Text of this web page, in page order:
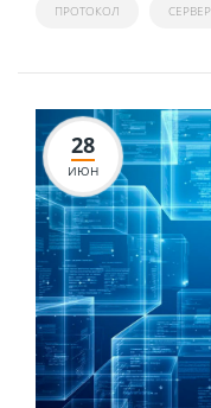
ПРОТОКОЛ СЕРВЕР
28
ИЮН